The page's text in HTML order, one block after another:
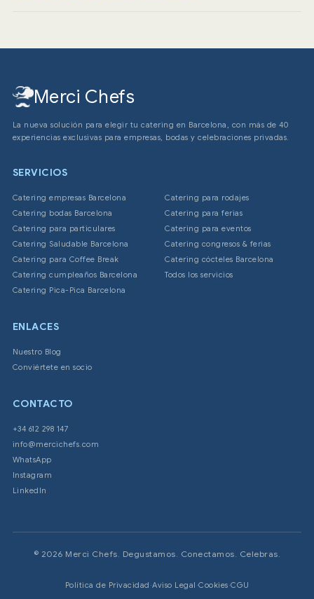
Merci Chefs
La nueva solución para elegir tu catering en Barcelona, con más de 40
experiencias exclusivas para empresas, bodas y celebraciones privadas.
SERVICIOS
Catering empresas Barcelona
Catering bodas Barcelona
Catering para particulares
Catering Saludable Barcelona
Catering para Coffee Break
Catering cumpleaños Barcelona
Catering Pica-Pica Barcelona
Catering para rodajes
Catering para ferias
Catering para eventos
Catering congresos & ferias
Catering cócteles Barcelona
Todos los servicios
ENLACES
Nuestro Blog
Conviértete en socio
CONTACTO
+34 612 298 147
info@mercichefs.com
WhatsApp
Instagram
LinkedIn
© 2026 Merci Chefs. Degustamos. Conectamos. Celebras.
Política de Privacidad ·Aviso Legal ·Cookies·CGU